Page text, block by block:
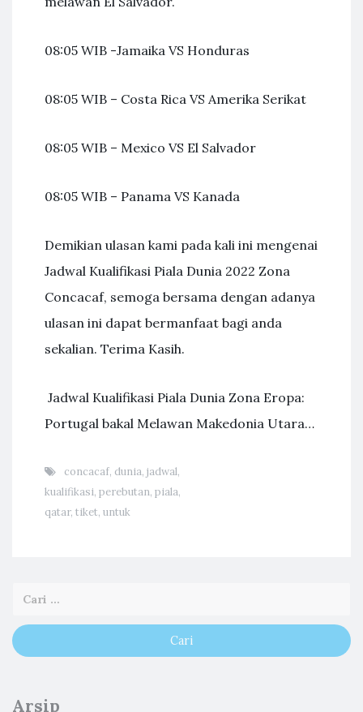
08:05 WIB -Jamaika VS Honduras
08:05 WIB – Costa Rica VS Amerika Serikat
08:05 WIB – Mexico VS El Salvador
08:05 WIB – Panama VS Kanada
Demikian ulasan kami pada kali ini mengenai
Jadwal Kualifikasi Piala Dunia 2022 Zona
Concacaf, semoga bersama dengan adanya
ulasan ini dapat bermanfaat bagi anda
sekalian. Terima Kasih.
Jadwal Kualifikasi Piala Dunia Zona Eropa:
Portugal bakal Melawan Makedonia Utara…
concacaf, dunia, jadwal,
kualifikasi, perebutan, piala,
qatar, tiket, untuk
Arsip